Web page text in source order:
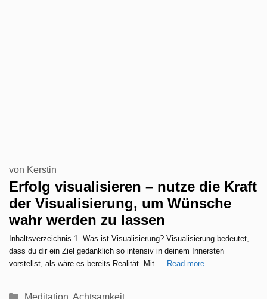
Erfolg visualisieren – nutze die Kraft
der Visualisierung, um Wünsche
wahr werden zu lassen
von Kerstin
Inhaltsverzeichnis 1. Was ist Visualisierung? Visualisierung bedeutet,
dass du dir ein Ziel gedanklich so intensiv in deinem Innersten
vorstellst, als wäre es bereits Realität. Mit …
Read more
Kategorien
Meditation Achtsamkeit